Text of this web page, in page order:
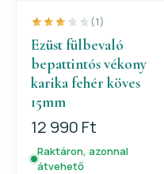
(1)
Ezüst fülbevaló
bepattintós vékony
karika fehér köves
15mm
12 990 Ft
Raktáron, azonnal
átvehető